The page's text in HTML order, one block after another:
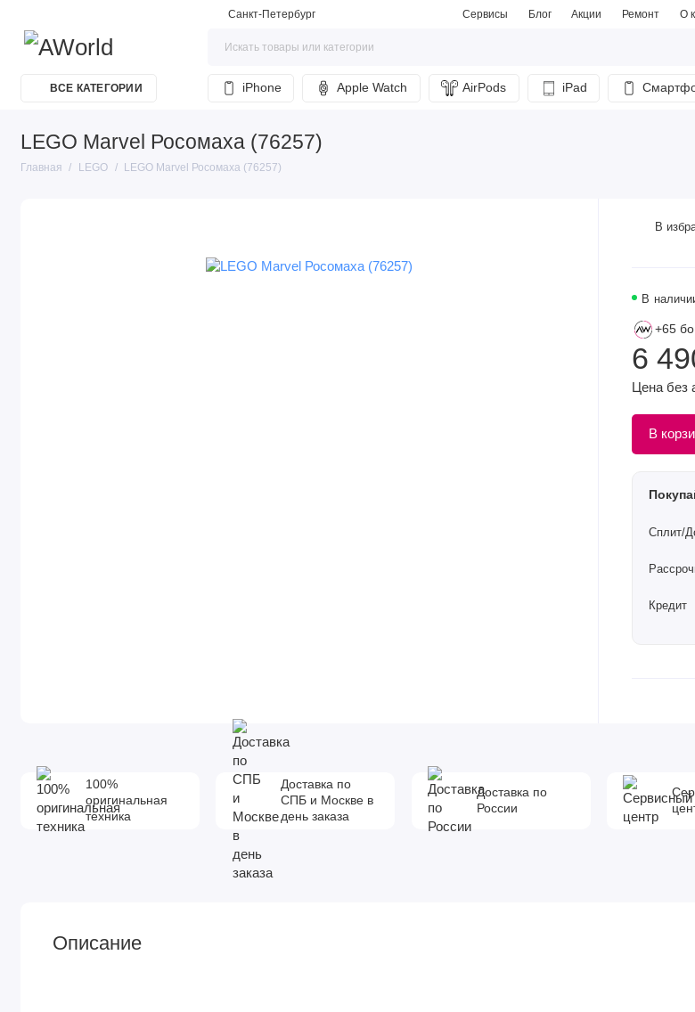
Санкт-Петербург Сервисы Блог Акции Ремонт О
ВСЕ КАТЕГОРИИ iPhone Apple Watch AirPods iPad
LEGO Marvel Росомаха (76257)
Главная LEGO LEGO Marvel Росомаха (76257)
В
+65
6
Цена без
В
Сплит/
Кредит
В
100%
оригинальная
техника
Доставка по
СПБ и Москве в
день заказа
Доставка по
России
Описание